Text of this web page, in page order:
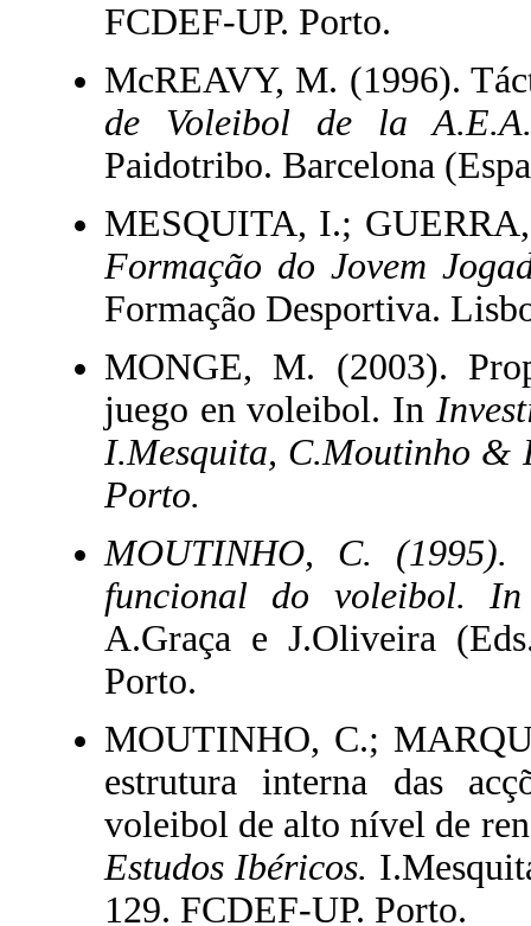
FCDEF-UP. Porto.
McREAVY, M. (1996).
de Voleibol de la
Paidotribo. Barcelona
MESQUITA, I.;
Formação do Jovem
Formação Desportiva.
MONGE, M. (2003).
juego en voleibol. In
I.Mesquita, C.Moutinho &
Porto.
MOUTINHO, C.
funcional do voleibol.
A.Graça e J.Oliveira
Porto.
MOUTINHO, C.;
estrutura interna das
voleibol de alto nível de
Estudos Ibéricos.
129. FCDEF-UP. Porto.